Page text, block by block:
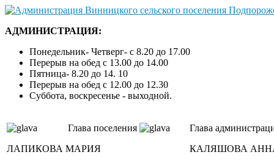
АДМИНИСТРАЦИЯ:
Понедельник- Четверг- с 8.20 до 17.00
Перерыв на обед с 13.00 до 14.00
Пятница- 8.20 до 14. 10
Перерыв на обед с 12.00 до 12.30
Суббота, воскресенье - выходной.
Глава поселения
ЛАПИКОВА МАРИЯ
Глава
КАЛЯШОВА